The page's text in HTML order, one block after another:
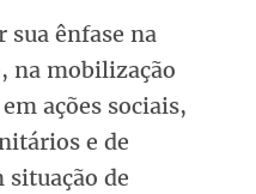
sua ênfase na
na mobilização
ações sociais,
e de
situação de